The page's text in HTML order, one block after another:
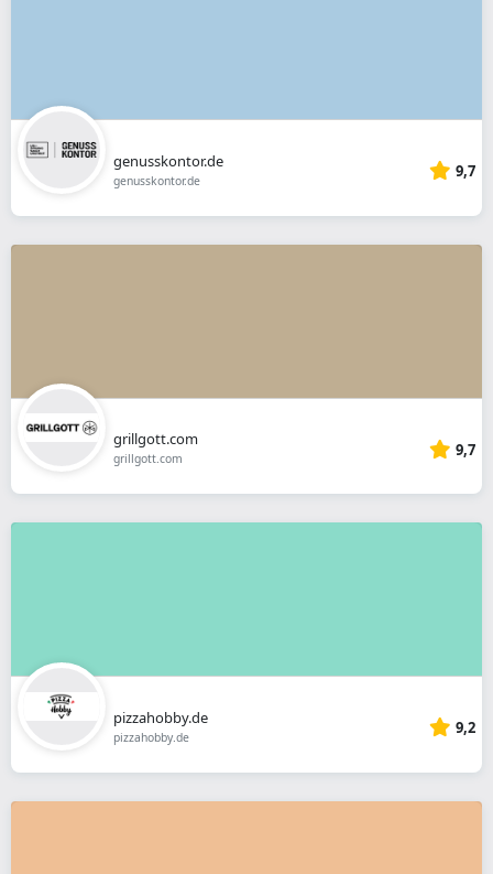
genusskontor.de
genusskontor.de 9,7
grillgott.com
grillgott.com 9,7
pizzahobby.de
pizzahobby.de 9,2